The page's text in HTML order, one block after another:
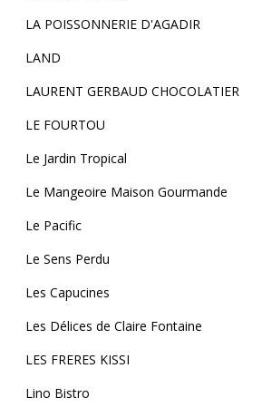
LA POISSONNERIE D'AGADIR
LAND
LAURENT GERBAUD CHOCOLATIER
LE FOURTOU
Le Jardin Tropical
Le Mangeoire Maison Gourmande
Le Pacific
Le Sens Perdu
Les Capucines
Les Délices de Claire Fontaine
LES FRERES KISSI
Lino Bistro